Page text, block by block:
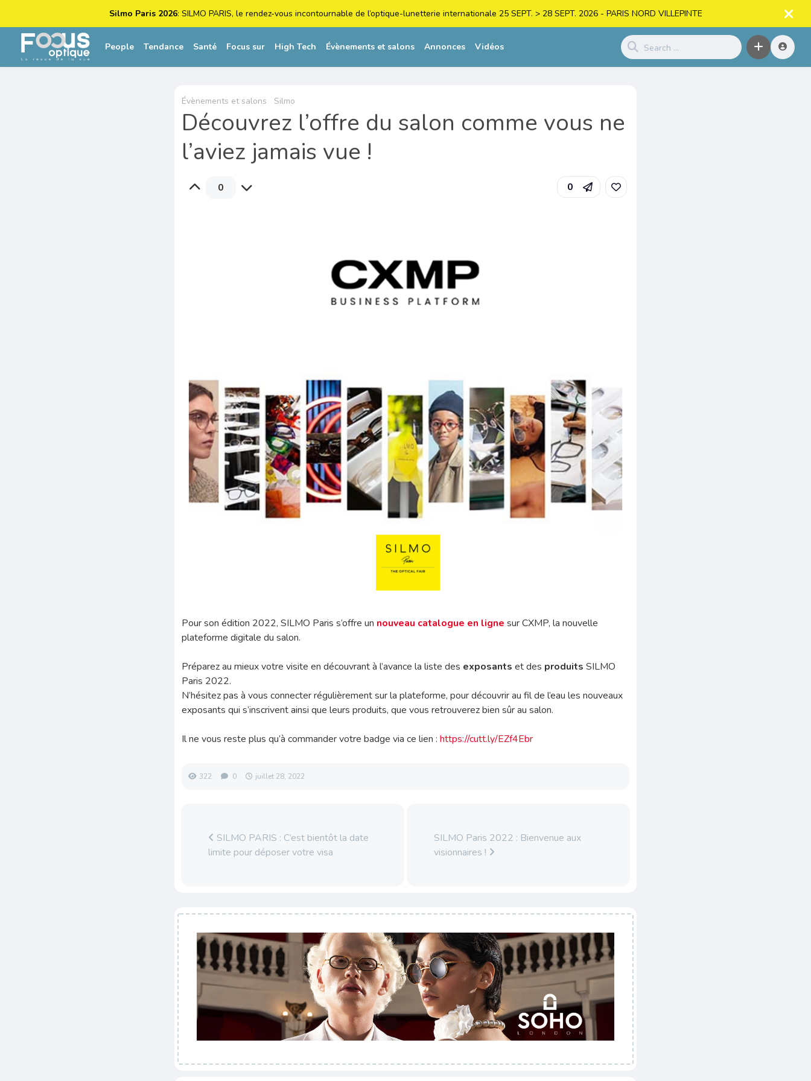
Silmo Paris 2026: SILMO PARIS, le rendez-vous incontournable de l’optique-lunetterie internationale 25 SEPT. > 28 SEPT. 2026 - PARIS NORD VILLEPINTE
People Tendance Santé Focus sur High Tech Évènements et salons Annonces Vidéos
Évènements et salons Silmo
Découvrez l’offre du salon comme vous ne
l’aviez jamais vue !
0 0
Pour son édition 2022, SILMO Paris s’offre un nouveau catalogue en ligne sur CXMP, la nouvelle
plateforme digitale du salon.
Préparez au mieux votre visite en découvrant à l’avance la liste des exposants et des produits SILMO
Paris 2022.
N’hésitez pas à vous connecter régulièrement sur la plateforme, pour découvrir au fil de l’eau les nouveaux
exposants qui s’inscrivent ainsi que leurs produits, que vous retrouverez bien sûr au salon.
Il ne vous reste plus qu’à commander votre badge via ce lien :https://cutt.ly/EZf4Ebr
322 0 juillet 28, 2022
SILMO PARIS : C’est bientôt la date
limite pour déposer votre visa
SILMO Paris 2022 : Bienvenue aux
visionnaires !